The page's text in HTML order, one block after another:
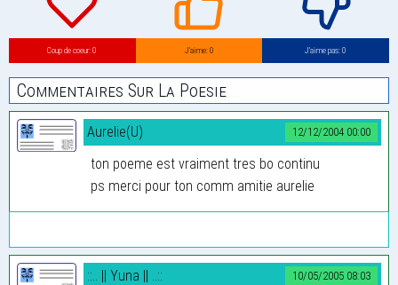
Coup de coeur: 0 J’aime: 0 J’aime pas: 0
Commentaires Sur La Poesie
12/12/2004 00:00
Aurelie(U)
ton poeme est vraiment tres bo continu
ps merci pour ton comm amitie aurelie
10/05/2005 08:03
::.. || Yuna || ..::